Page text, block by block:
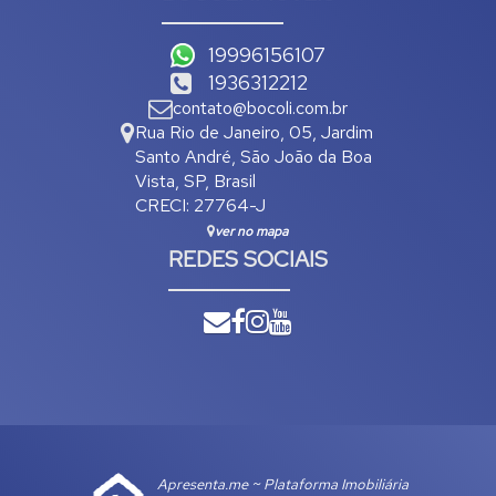
19996156107
1936312212
contato@bocoli.com.br
Rua Rio de Janeiro, 05, Jardim
Santo André, São João da Boa
Vista, SP, Brasil
CRECI: 27764-J
ver no mapa
REDES SOCIAIS
Apresenta.me ~ Plataforma Imobiliária